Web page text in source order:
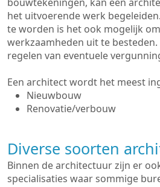
het uitvoerende werk
te worden is het ook mogelijk
werkzaamheden uit te
regelen van eventuele
Een architect wordt het meest
Nieuwbouw
Renovatie/verbouw
Diverse soorten
Binnen de architectuur zijn er
specialisaties waar sommige